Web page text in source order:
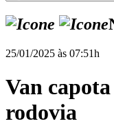
25/01/2025 às 07:51h
Van
rodovia